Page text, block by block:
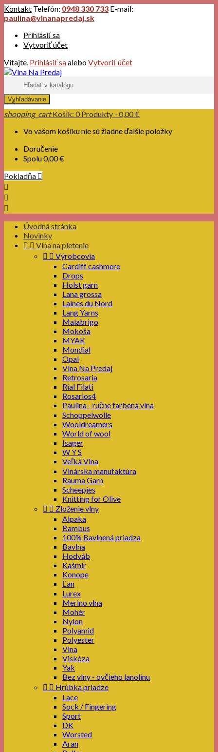
Kontakt Telefón: 0948 330 733 E-mail:
paulina@vlnanapredaj.sk
Prihlásiť sa
Vytvoriť účet
Vitajte, Prihlásiť saaleboVytvoriť účet

Vyhľadávanie
shopping_cart Košík: 0 Produkty - 0,00 €
Vo vašom košíku nie sú žiadne ďalšie položky
Doručenie
Spolu0,00 €
Pokladňa 



Úvodná stránka
Novinky
  Vlna na pletenie
  Výrobcovia
Cardiff cashmere
Drops
Holst garn
Lana grossa
Laines du Nord
Lang Yarns
Malabrigo
Mokoša
MYAK
Mondial
Opal
Vlna Na Predaj
Retrosaria
Rial Filati
Rosarios4
Paulina - ručne farbená vlna
Schoppelwolle
Wooldreamers
World of wool
Isager
W Y S
Veľká Vlna
Vlnárska manufaktúra
Rauma Garn
Scheepjes
Knitting for Olive
  Zloženie vlny
Alpaka
Bambus
100% Bavlnená priadza
Bavlna
Hodváb
Kašmír
Konope
Ľan
Lurex
Merino vlna
Mohér
Nylon
Polyamid
Polyester
Vlna
Viskóza
Yak
Bez vlny - ovčieho lanolínu
  Hrúbka priadze
Lace
Sock / Fingering
Sport
DK
Worsted
Aran